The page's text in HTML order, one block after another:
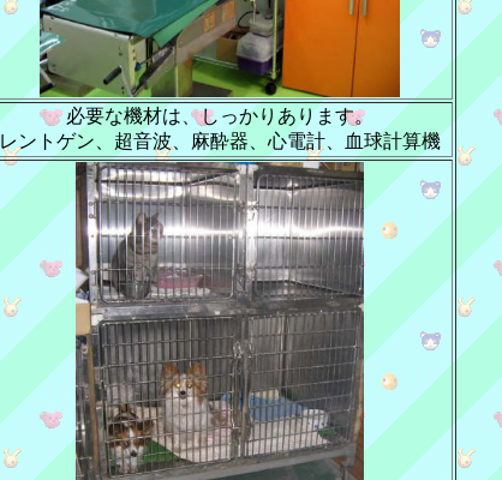
必要な機材は、しっかりあります。
レントゲン、超音波、麻酔器、心電計、血球計算機